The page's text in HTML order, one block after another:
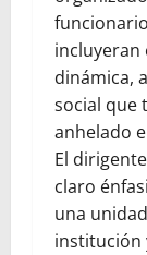
incluyeran
dinámica,
social que
anhelado
El
claro
una
institución